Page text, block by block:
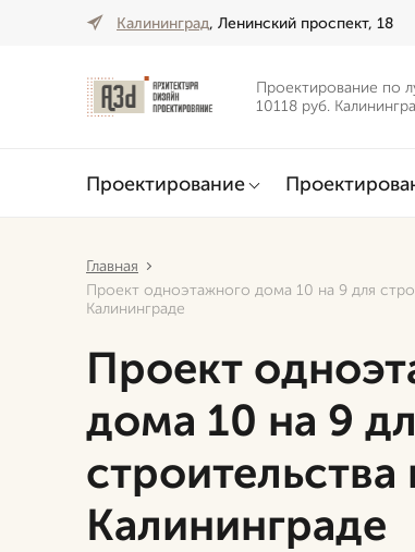
Калининград, Ленинский проспект, 18
Проектирование по
10118 руб.
Проектирование
Главная
Проект одноэтажного дома 10 на 9 для
Калининграде
Проект
дома 10 на 9
строительства
Калининграде